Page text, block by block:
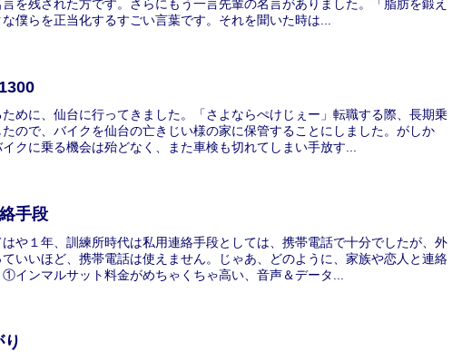
を残された方です。さらにもう一言先輩の名言がありました。「脂肪を鍛え
僕らを正当化するすごい言葉です。それを聞いた時は...
めに、仙台に行ってきました。「さよならぺけじぇー」転職する際、長期乗
ので、バイクを仙台の亡きじい様の家に保管することにしました。がしか
クに乗る機会は殆どなく、また車検も切れてしまい手放す...
手段
や１年、訓練所時代は私用連絡手段としては、携帯電話で十分でしたが、外
いいほど、携帯電話は使えません。じゃあ、どのように、家族や恋人と連絡
インマルサット料金がめちゃくちゃ高い、音声＆データ...